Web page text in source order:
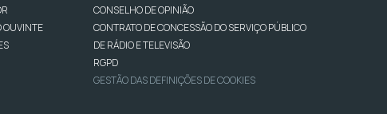
OUVINTE
CONSELHO DE OPINIÃO
CONTRATO DE CONCESSÃO DO SERVIÇO PÚBLICO
DE RÁDIO E TELEVISÃO
RGPD
GESTÃO DAS DEFINIÇÕES DE COOKIES